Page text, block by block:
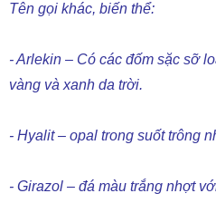
Tên gọi khác, biến thể:
- Arlekin – Có các đốm sặc sỡ
vàng và xanh da trời.
- Hyalit – opal trong suốt trông
- Girazol – đá màu trắng nhợt